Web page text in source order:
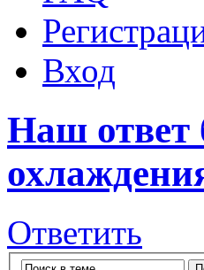
Вход
Наш ответ
Ответить